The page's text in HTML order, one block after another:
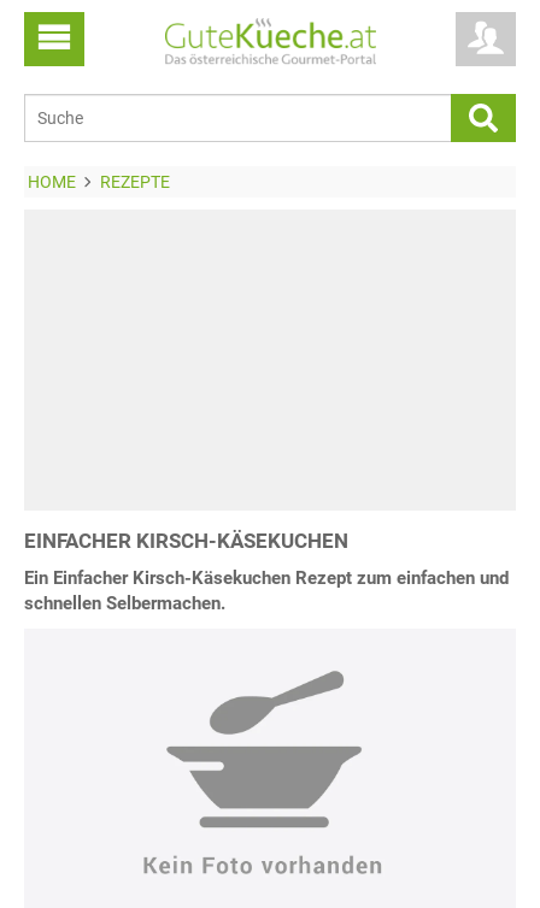
HOME REZEPTE
EINFACHER KIRSCH-KÄSEKUCHEN
Ein Einfacher Kirsch-Käsekuchen Rezept zum einfachen und
schnellen Selbermachen.